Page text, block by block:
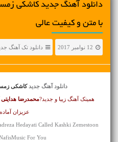
دانلود آهنگ جديد کاشکی
با متن و کیفیت عالی
12 نوامبر 2017 دانلود تک آهنگ
دانلود آهنگ جدید کاشکی
همینک آهنگ زیبا و جدید?محمدرضا هدایتی
عزیزان
Hedayati Called Kashki Zemestoon
For You